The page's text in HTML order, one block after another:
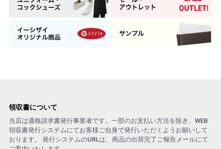
領収書について
当店は適格請求書発行事業者です。一部のお支払い方法を除き、WEB
領収書発行システムにてお客様ご自身で発行いただくようお願いして
おります。 発行システムのURLは、商品の出荷完了ご報告メールにて